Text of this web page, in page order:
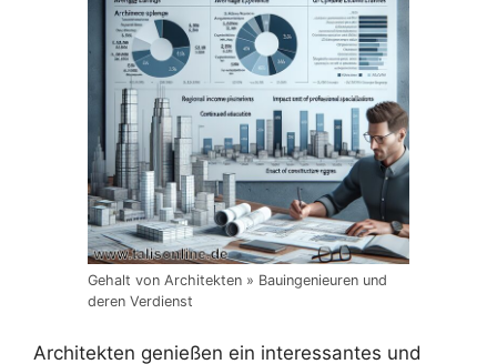
Gehalt von Architekten » Bauingenieuren und
deren Verdienst
Architekten genießen ein interessantes und